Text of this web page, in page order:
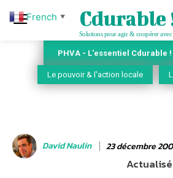
Cdurable
Solutions pour agir & coopérer
PHVA - L'essentiel Cdurable !
Le pouvoir & l'action locale
David Naulin 23 décembre
French ▼